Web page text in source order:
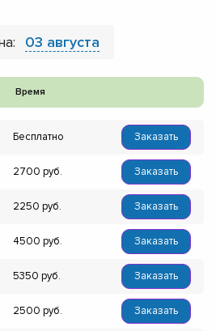
03 августа
Время
Бесплатно Заказать
2700 Заказать
2250 Заказать
4500 Заказать
5350 Заказать
2500 Заказать